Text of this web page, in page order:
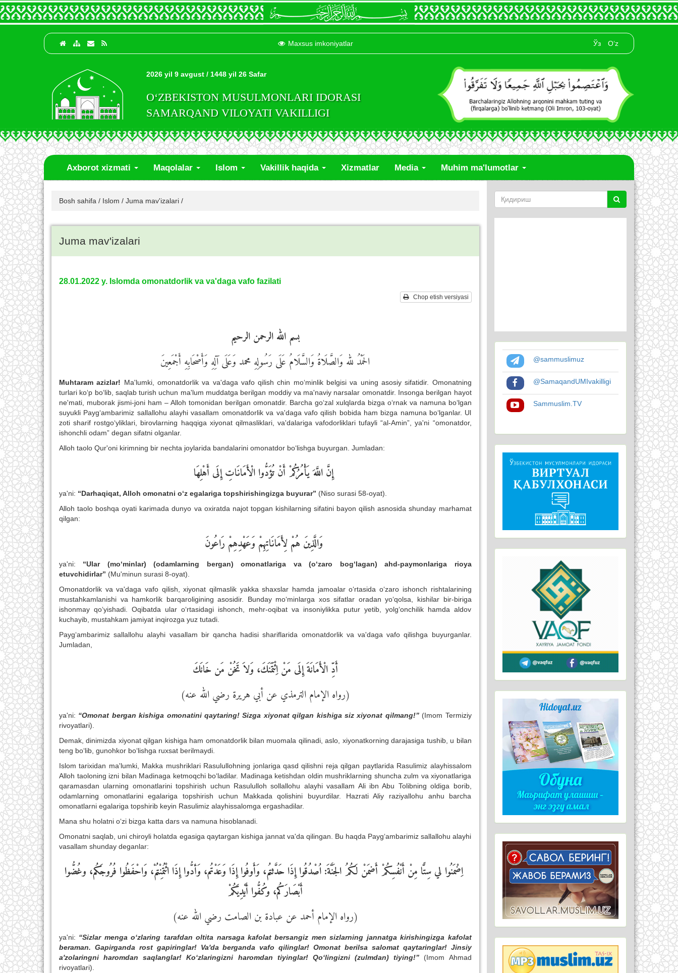
Maxsus imkoniyatlar Ўз O‘z
2026 yil 9 avgust / 1448 yil 26 Safar
O‘ZBEKISTON MUSULMONLARI IDORASI
SAMARQAND VILOYATI VAKILLIGI
Axborot xizmati Maqolalar Islom Vakillik haqida Xizmatlar Media Muhim ma'lumotlar
Bosh sahifa / Islom / Juma mav'izalari /
Juma mav'izalari
28.01.2022 y. Islomda omonatdorlik va va'daga vafo fazilati
Chop etish versiyasi
بسم الله الرحمن الرحيم
الحَمْدُ لله وَالصَّلَاةُ وَالسَّلَامُ عَلَى رَسُولِهِ محمد وَعَلَى آلِهِ وَأَصْحَابِهِ أَجْمَعِينَ
Muhtaram azizlar! Ma'lumki, omonatdorlik va va'daga vafo qilish chin mo‘minlik belgisi va uning asosiy sifatidir. Omonatning
turlari ko‘p bo‘lib, saqlab turish uchun ma'lum muddatga berilgan moddiy va ma'naviy narsalar omonatdir. Insonga berilgan hayot
ne'mati, muborak jismi-joni ham – Alloh tomonidan berilgan omonatdir. Barcha go‘zal xulqlarda bizga o‘rnak va namuna bo‘lgan
suyukli Payg‘ambarimiz sallallohu alayhi vasallam omonatdorlik va va'daga vafo qilish bobida ham bizga namuna bo‘lganlar. Ul
zoti sharif rostgo‘yliklari, birovlarning haqqiga xiyonat qilmasliklari, va'dalariga vafodorliklari tufayli “al-Amin”, ya'ni “omonatdor,
ishonchli odam” degan sifatni olganlar.
Alloh taolo Qur'oni kirimning bir nechta joylarida bandalarini omonatdor bo‘lishga buyurgan. Jumladan:
إِنَّ اللَّهَ يَأْمُرُكُمْ أَنْ تُؤَدُّوا الْأَمَانَاتِ إِلَى أَهْلِهَا
ya'ni: “Darhaqiqat, Alloh omonatni o‘z egalariga topshirishingizga buyurar” (Niso surasi 58-oyat).
Alloh taolo boshqa oyati karimada dunyo va oxiratda najot topgan kishilarning sifatini bayon qilish asnosida shunday marhamat
qilgan:
وَالَّذِينَ هُمْ لِأَمَانَاتِهِمْ وَعَهْدِهِمْ رَاعُونَ
ya'ni: “Ular
(mo‘minlar) (odamlarning bergan) omonatlariga va (o‘zaro bog‘lagan) ahd-paymonlariga rioya
etuvchidirlar” (Mu'minun surasi 8-oyat).
Omonatdorlik va va'daga vafo qilish, xiyonat qilmaslik yakka shaxslar hamda jamoalar o‘rtasida o‘zaro ishonch rishtalarining
mustahkamlanishi va hamkorlik barqaroligining asosidir. Bunday mo‘minlarga xos sifatlar oradan yo‘qolsa, kishilar bir-biriga
ishonmay qo‘yishadi. Oqibatda ular o‘rtasidagi ishonch, mehr-oqibat va insoniylikka putur yetib, yolg‘onchilik hamda aldov
kuchayib, mustahkam jamiyat inqirozga yuz tutadi.
Payg‘ambarimiz sallallohu alayhi vasallam bir qancha hadisi shariflarida omonatdorlik va va'daga vafo qilishga buyurganlar.
Jumladan,
أَدِّ الْأَمَانَةَ إِلَى مَنْ اِئْتَمَنَكَ، وَلاَ تَخُنْ مَن خَانَكَ
(رواه الإمام الترمذي عن أبي هريرة رضي الله عنه)
ya'ni: “Omonat bergan kishiga omonatini qaytaring! Sizga xiyonat qilgan kishiga siz xiyonat qilmang!” (Imom Termiziy
rivoyatlari).
Demak, dinimizda xiyonat qilgan kishiga ham omonatdorlik bilan muomala qilinadi, aslo, xiyonatkorning darajasiga tushib, u bilan
teng bo‘lib, gunohkor bo‘lishga ruxsat berilmaydi.
Islom tarixidan ma'lumki, Makka mushriklari Rasulullohning jonlariga qasd qilishni reja qilgan paytlarida Rasulimiz alayhissalom
Alloh taoloning izni bilan Madinaga ketmoqchi bo‘ladilar. Madinaga ketishdan oldin mushriklarning shuncha zulm va xiyonatlariga
qaramasdan ularning omonatlarini topshirish uchun Rasululloh sollallohu alayhi vasallam Ali ibn Abu Tolibning oldiga borib,
odamlarning omonatlarini egalariga topshirish uchun Makkada qolishini buyurdilar. Hazrati Aliy raziyallohu anhu barcha
omonatlarni egalariga topshirib keyin Rasulimiz alayhissalomga ergashadilar.
Mana shu holatni o‘zi bizga katta dars va namuna hisoblanadi.
Omonatni saqlab, uni chiroyli holatda egasiga qaytargan kishiga jannat va'da qilingan. Bu haqda Payg‘ambarimiz sallallohu alayhi
vasallam shunday deganlar:
اِضْمَنُوا لي سِتًّا مِنْ أَنْفُسِكُمْ أَضمَنْ لَكُمُ الجَنَّةَ: اُصدُقُوا إِذَا حَدَّثتُم، وَأَوفُوا إِذَا وَعَدْتُم، وَأدُّوا إِذَا ائْتُمِنْتُمْ، وَاحْفَظُوا فُرُوجَكُم، وغُضُّوا
أَبْصَارَكُم، وكُفُّوا أَيْدِيَكُمْ
(رواه الإمام أحمد عن عبادة بن الصامت رضي الله عنه)
ya'ni: “Sizlar menga o‘zlaring tarafdan oltita narsaga kafolat bersangiz men sizlarning jannatga kirishingizga kafolat
beraman. Gapirganda rost gapiringlar! Va'da berganda vafo qilinglar! Omonat berilsa salomat qaytaringlar! Jinsiy
a'zolaringni haromdan saqlanglar! Ko‘zlaringizni haromdan tiyinglar! Qo‘lingizni (zulmdan) tiying!”
(Imom Ahmad
rivoyatlari).
@sammuslimuz
@SamaqandUMIvakilligi
Sammuslim.TV